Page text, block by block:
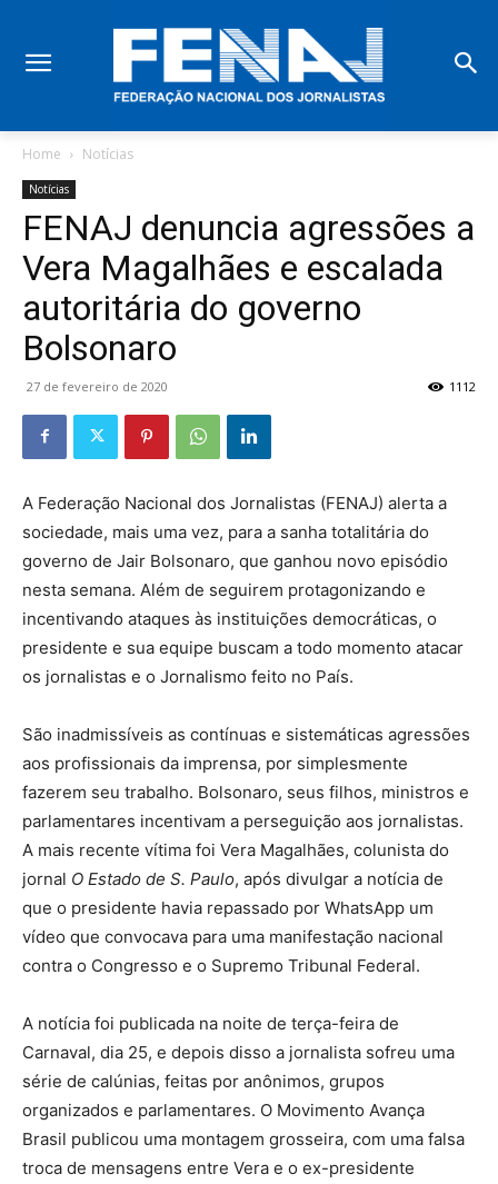
Home Notícias
Notícias
FENAJ denuncia agressões a
Vera Magalhães e escalada
autoritária do governo
Bolsonaro
27 de fevereiro de 2020 1112
A Federação Nacional dos Jornalistas (FENAJ) alerta a
sociedade, mais uma vez, para a sanha totalitária do
governo de Jair Bolsonaro, que ganhou novo episódio
nesta semana. Além de seguirem protagonizando e
incentivando ataques às instituições democráticas, o
presidente e sua equipe buscam a todo momento atacar
os jornalistas e o Jornalismo feito no País.
São inadmissíveis as contínuas e sistemáticas agressões
aos profissionais da imprensa, por simplesmente
fazerem seu trabalho. Bolsonaro, seus filhos, ministros e
parlamentares incentivam a perseguição aos jornalistas.
A mais recente vítima foi Vera Magalhães, colunista do
jornal O Estado de S. Paulo, após divulgar a notícia de
que o presidente havia repassado por WhatsApp um
vídeo que convocava para uma manifestação nacional
contra o Congresso e o Supremo Tribunal Federal.
A notícia foi publicada na noite de terça-feira de
Carnaval, dia 25, e depois disso a jornalista sofreu uma
série de calúnias, feitas por anônimos, grupos
organizados e parlamentares. O Movimento Avança
Brasil publicou uma montagem grosseira, com uma falsa
troca de mensagens entre Vera e o ex-presidente